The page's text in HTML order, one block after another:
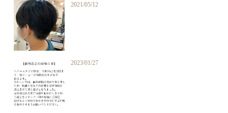
2021/05/12
2023/01/27